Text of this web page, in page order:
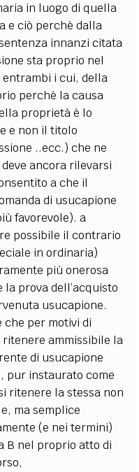
in luogo di quella
e ciò perchè dalla
innanzi citata
sta proprio nel
i cui, della
perchè la causa
proprietà è lo
e non il titolo
..ecc.) che ne
ancora rilevarsi
a che il
di usucapione
favorevole). a
possibile il contrario
in ordinaria)
più onerosa
prova dell’acquisto
usucapione.
per motivi di
ritenere ammissibile la
di usucapione
pur instaurato come
ritenere la stessa non
ma semplice
(e nei termini)
B nel proprio atto di